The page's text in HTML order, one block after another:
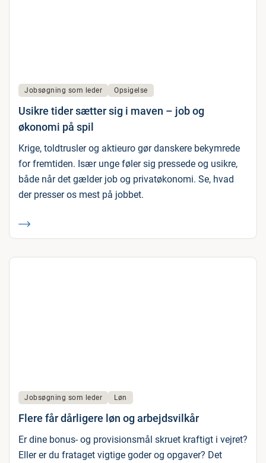
Jobsøgning som leder Opsigelse
Usikre tider sætter sig i maven – job og
økonomi på spil
Krige, toldtrusler og aktieuro gør danskere bekymrede
for fremtiden. Især unge føler sig pressede og usikre,
både når det gælder job og privatøkonomi. Se, hvad
der presser os mest på jobbet.
Jobsøgning som leder Løn
Flere får dårligere løn og arbejdsvilkår
Er dine bonus- og provisionsmål skruet kraftigt i vejret?
Eller er du frataget vigtige goder og opgaver? Det